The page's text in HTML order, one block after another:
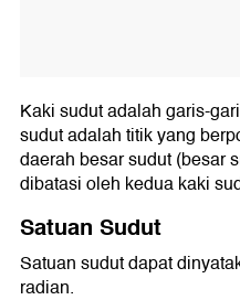
Kaki sudut adalah garis-
sudut adalah titik yang
daerah besar sudut (besar
dibatasi oleh kedua kaki
Satuan Sudut
Satuan sudut dapat
radian.